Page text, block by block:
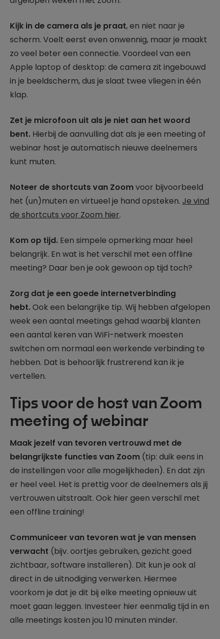
Kijk in de camera als je praat, en niet naar je
scherm. Voelt eerst even onwennig, maar je maakt
zo veel beter een connectie. Voordeel van een
Apple laptop of desktop: de camera zit ingebouwd
in je beeldscherm, dus je slaat twee vliegen in één
klap.
Zet je microfoon uit als je niet aan het woord
bent. Hierbij de aanvulling dat als je een meeting of
webinar host je automatisch nieuwe deelnemers
kunt muten.
Noteer de shortcuts van Zoomvoor bijvoorbeeld
het (un)muten en virtueel je hand opsteken. Je vind
de shortcuts voor Zoom hier.
Kom op tijd. Een simpele opmerking maar heel
belangrijk. En wat is het verschil met een offline
meeting? Daar ben je ook gewoon op tijd toch?
Zorg dat je een goede internetverbinding
hebt.Ook een belangrijke tip. Wij hebben afgelopen
week een aantal meetings gehad waarbij klanten
een aantal keren van WiFi-netwerk moesten
switchen om normaal een werkende verbinding te
hebben. Dat is behoorlijk frustrerend kan ik je
vertellen.
Tips voor de host van Zoom
meeting of webinar
Maak jezelf van tevoren vertrouwd met de
belangrijkste functies van Zoom (tip: duik eens in
de instellingen voor alle mogelijkheden). En dat zijn
er heel veel. Het is prettig voor de deelnemers als jij
vertrouwen uitstraalt. Ook hier geen verschil met
een offline training!
Communiceer van tevoren wat je van mensen
verwacht (bijv. oortjes gebruiken, gezicht goed
zichtbaar, software installeren). Dit kun je ook al
direct in de uitnodiging verwerken. Hiermee
voorkom je dat je dit bij elke meeting opnieuw uit
moet gaan leggen. Investeer hier eenmalig tijd in en
alle meetings kosten jou 10 minuten minder.